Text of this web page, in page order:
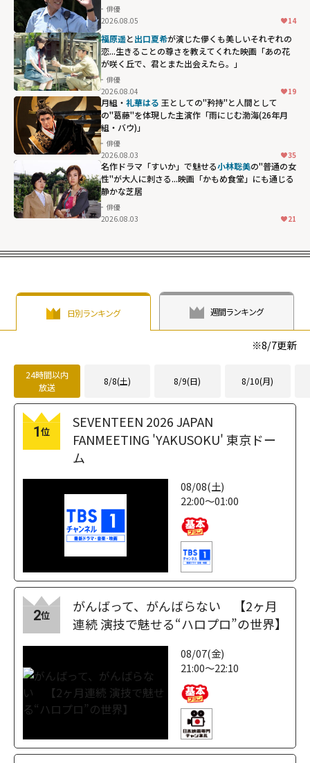
俳優
2026.08.05
14
福原遥と出口夏希が演じた儚くも美しいそれぞれの
恋...生きることの尊さを教えてくれた映画「あの花
が咲く丘で、君とまた出会えたら。」
俳優
2026.08.04
19
月組・ 礼華はる
の"葛藤"を体現した主演作「雨にじむ渤海(26年月
組・バウ)」
俳優
2026.08.03
35
名作ドラマ「すいか」で魅せる小林聡美の"普通の女
性"が大人に刺さる...映画「かもめ食堂」にも通じる
静かな芝居
俳優
2026.08.03
21
日別ランキング 週間ランキング
※8/7更新
24時間以内
放送
8/8(土) 8/9(日) 8/10(月)
1位
SEVENTEEN 2026 JAPAN
FANMEETING 'YAKUSOKU' 東京ドー
ム
08/08(土)
22:00～01:00
2位
がんばって、がんばらない 【2ヶ月
連続 演技で魅せる“ハロプロ”の世界】
08/07(金)
21:00～22:10